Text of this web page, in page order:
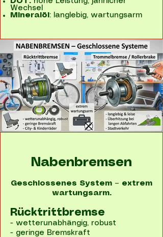
Wechsel
Mineralöl : langlebig, wartungsarm
Nabenbremsen
Geschlossenes System – extrem
wartungsarm.
Rücktrittbremse
- wetterunabhängig, robust
- geringe Bremskraft